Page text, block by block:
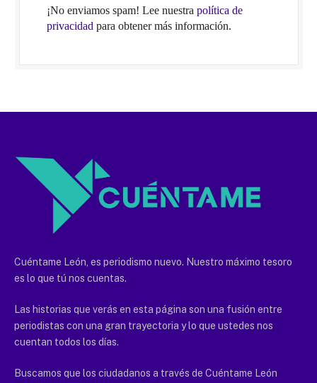
¡No enviamos spam! Lee nuestra política de
privacidad para obtener más información.
Cuéntame León, es periodismo nuevo. Nuestro máximo tesoro
es lo que tú nos cuentas.
Las historias que verás en esta página son una fusión entre
periodistas con una gran trayectoria y lo que ustedes nos
cuentan todos los días.
Buscamos que los ciudadanos a través de Cuéntame León